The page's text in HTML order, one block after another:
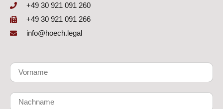
+49 30 921 091 260
+49 30 921 091 266
info@hoech.legal